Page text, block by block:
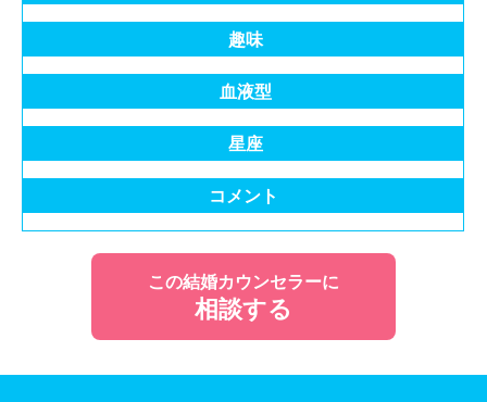
趣味
血液型
星座
コメント
この結婚カウンセラーに
相談する